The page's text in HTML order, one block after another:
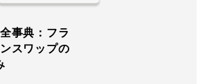
事典：フラ
スワップの